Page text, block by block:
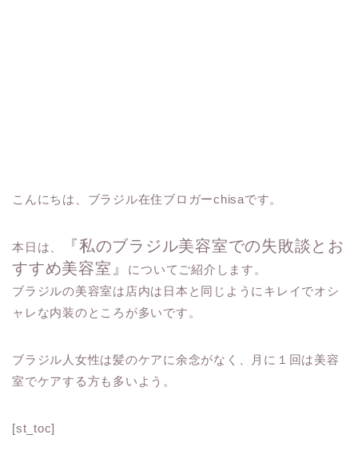
こんにちは、ブラジル在住ブロガーchisaです。
本日は、
『私のブラジル美容室での失敗談とお
すすめ美容室』
についてご紹介します。
ブラジルの美容室は店内は日本と同じようにキレイでオシ
ャレな内装のところが多いです。
ブラジル人女性は髪のケアに余念がなく、月に１回は美容
室でケアする方も多いよう。
[st_toc]